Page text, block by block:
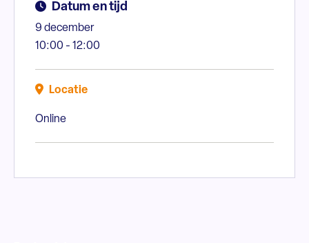
Datum en tijd
9 december
10:00 - 12:00
Locatie
Online